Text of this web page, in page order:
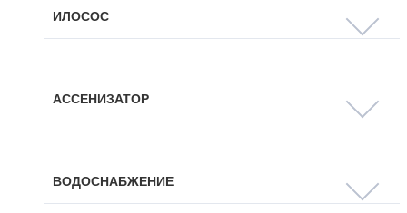
ИЛОСОС
АССЕНИЗАТОР
ВОДОСНАБЖЕНИЕ